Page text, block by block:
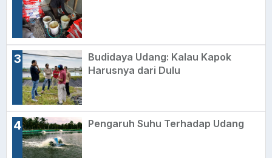
3
Budidaya Udang: Kalau Kapok
Harusnya dari Dulu
4 Pengaruh Suhu Terhadap Udang